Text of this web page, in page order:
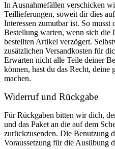
In Ausnahmefällen verschicken
Teillieferungen, soweit dir dies
Interessen zumutbar ist. So musst
Bestellung warten, wenn sich die
bestellten Artikel verzögert.
zusätzlichen Versandkosten für
Erwarten nicht alle Teile deiner
können, hast du das Recht, deine
machen.
Widerruf und Rückgabe
Für Rückgaben bitten wir dich,
und das Paket an die auf dem
zurückzusenden. Die Benutzung
Voraussetzung für die Ausübung